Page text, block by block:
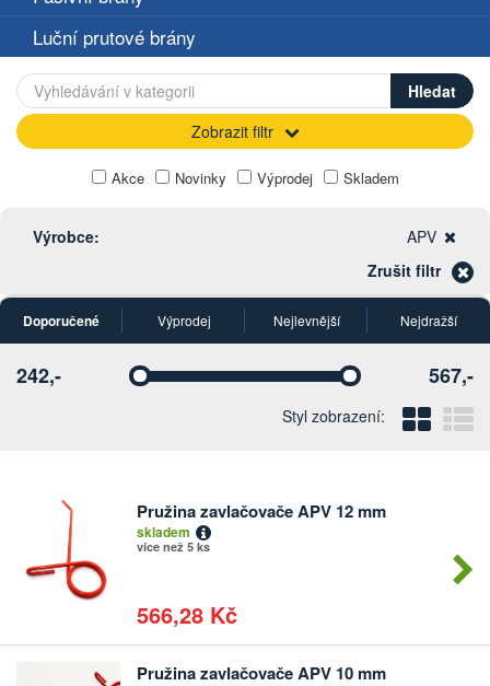
Luční prutové brány
Zobrazit filtr
Akce Novinky Výprodej Skladem
Výrobce:
APV
Zrušit filtr
Doporučené Výprodej Nejlevnější Nejdražší
Vyberte Vyberte
242,- 567,-
Styl zobrazení:
Pružina zavlačovače APV 12 mm
skladem
více než 5 ks
566,28 Kč
Počet
kusů
Pružina zavlačovače APV 10 mm